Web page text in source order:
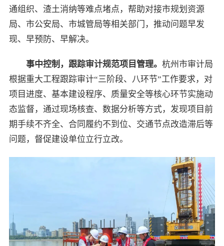
通组织、渣土消纳等难点堵点，帮助对接市规划资源
局、市公安局、市城管局等相关部门，推动问题早发
现、早预防、早解决。
事中控制，跟踪审计规范项目管理。 杭州市审计局
根据重大工程跟踪审计“三阶段、八环节”工作要求，对
项目进度、基本建设程序、质量安全等核心环节实施动
态监督，通过现场核查、数据分析等方式，发现项目前
期手续不齐全、合同履约不到位、交通节点改造滞后等
问题，督促建设单位立行立改。